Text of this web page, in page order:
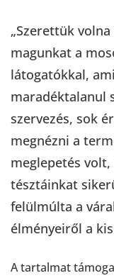
„Szerettük
magunkat a
látogatókkal,
maradéktalanul
szervezés, sok
megnézni a
meglepetés
tésztáinkat
felülmúlta a
élményeiről a
A tartalmat